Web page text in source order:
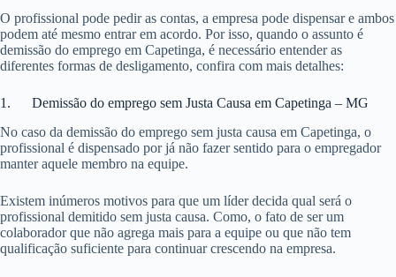
O profissional pode pedir as contas, a empresa pode dispensar e ambos
podem até mesmo entrar em acordo. Por isso, quando o assunto é
demissão do emprego em Capetinga, é necessário entender as
diferentes formas de desligamento, confira com mais detalhes:
1. Demissão do emprego sem Justa Causa em Capetinga – MG
No caso da demissão do emprego sem justa causa em Capetinga, o
profissional é dispensado por já não fazer sentido para o empregador
manter aquele membro na equipe.
Existem inúmeros motivos para que um líder decida qual será o
profissional demitido sem justa causa. Como, o fato de ser um
colaborador que não agrega mais para a equipe ou que não tem
qualificação suficiente para continuar crescendo na empresa.